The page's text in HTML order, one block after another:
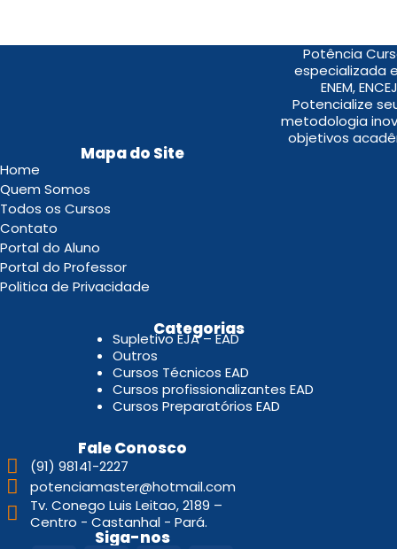
Potência
especializada
ENEM,
Potencialize
metodologia
objetivos
Mapa do Site
Home
Quem Somos
Todos os Cursos
Contato
Portal do Aluno
Portal do Professor
Politica de Privacidade
Categorias
Supletivo EJA – EAD
Outros
Cursos Técnicos EAD
Cursos profissionalizantes EAD
Cursos Preparatórios EAD
Fale Conosco
(91) 98141-2227
potenciamaster@hotmail.com
Tv. Conego Luis Leitao, 2189 –
Centro - Castanhal - Pará.
Siga-nos